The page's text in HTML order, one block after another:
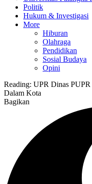
Politik
Hukum & Investigasi
More
Hiburan
Olahraga
Pendidikan
Sosial Budaya
Opini
Reading: UPR Dinas PUPR
Dalam Kota
Bagikan